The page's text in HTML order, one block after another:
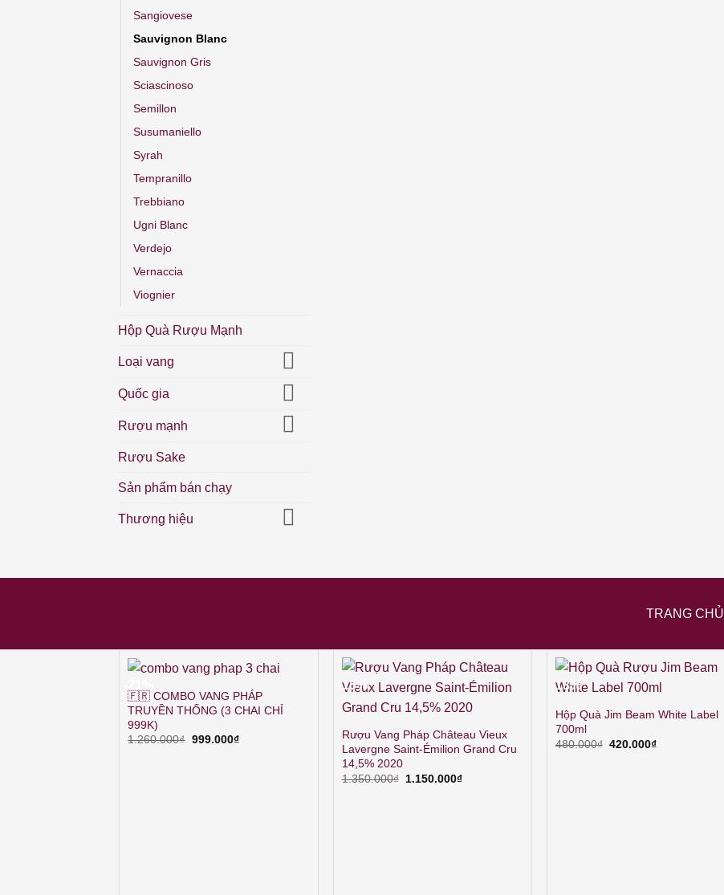
Sangiovese
Sauvignon Blanc
Sauvignon Gris
Sciascinoso
Semillon
Susumaniello
Syrah
Tempranillo
Trebbiano
Ugni Blanc
Verdejo
Vernaccia
Viognier
Hộp Quà Rượu Mạnh
Loại vang
Quốc gia
Rượu mạnh
Rượu Sake
Sản phẩm bán chạy
Thương hiệu
TRANG CHỦ
🇫🇷 COMBO VANG PHÁP
TRUYỀN THỐNG (3 CHAI CHỈ
999K)
1.260.000₫ Giá
999.000₫Giá
-15%
Rượu Vang Pháp Château Vieux
Lavergne Saint-Émilion Grand Cru
14,5% 2020
1.350.000₫ Giá
1.150.000₫Giá
-13%
Hộp Quà Jim Beam White Label
700ml
480.000₫ Giá
420.000₫Giá